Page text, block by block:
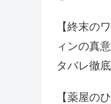
【終末の
ィンの真
タバレ徹
【薬屋の